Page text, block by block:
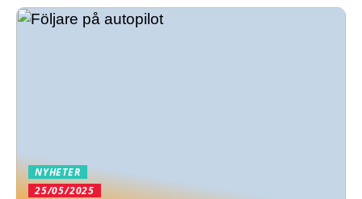
NYHETER
25/05/2025